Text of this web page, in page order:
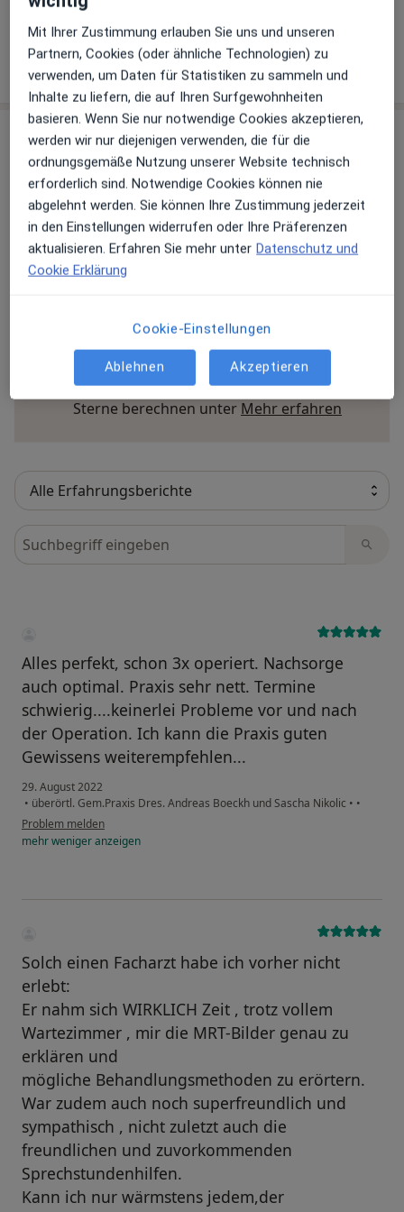
089 3717...
Mehr Details anzeigen
über die Adresse
Erfahrungen
Bewerten
56 Bewertungen
Jede einzelne Bewertungen ist wichtig. Wir
prüfen und moderieren Bewertungen
gemäß unserer Richtlinien. Erfahren Sie
mehr über Bewertungen und wie wir
Sterne berechnen unter Mehr erfahren
Bewertungen durchsuchen
Alles perfekt, schon 3x operiert. Nachsorge
auch optimal. Praxis sehr nett. Termine
schwierig....keinerlei Probleme vor und nach
der Operation. Ich kann die Praxis guten
Gewissens weiterempfehlen...
29. August 2022
• überörtl. Gem.Praxis Dres. Andreas Boeckh und Sascha Nikolic • •
Problem melden
mehrwenigeranzeigen
Solch einen Facharzt habe ich vorher nicht
erlebt:
Er nahm sich WIRKLICH Zeit , trotz vollem
Wartezimmer , mir die MRT-Bilder genau zu
erklären und
mögliche Behandlungsmethoden zu erörtern.
War zudem auch noch superfreundlich und
sympathisch , nicht zuletzt auch die
freundlichen und zuvorkommenden
Sprechstundenhilfen.
Kann ich nur wärmstens jedem,der
Mit Ihrer Zustimmung erlauben Sie uns und unseren
Partnern, Cookies (oder ähnliche Technologien) zu
verwenden, um Daten für Statistiken zu sammeln und
Inhalte zu liefern, die auf Ihren Surfgewohnheiten
basieren. Wenn Sie nur notwendige Cookies akzeptieren,
werden wir nur diejenigen verwenden, die für die
ordnungsgemäße Nutzung unserer Website technisch
erforderlich sind. Notwendige Cookies können nie
abgelehnt werden. Sie können Ihre Zustimmung jederzeit
in den Einstellungen widerrufen oder Ihre Präferenzen
aktualisieren. Erfahren Sie mehr unter Datenschutz und
Cookie Erklärung
Cookie-Einstellungen
Ablehnen Akzeptieren